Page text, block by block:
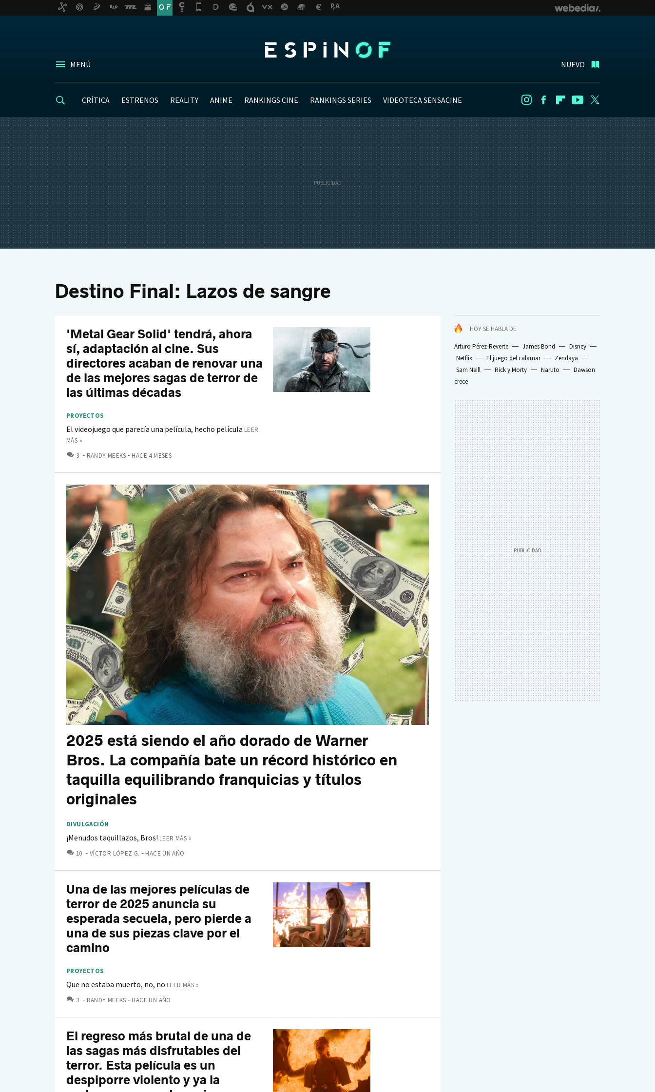
MENÚ NUEVO
CRÍTICA ESTRENOS REALITY ANIME RANKINGS CINE RANKINGS SERIES VIDEOTECA SENSACINE InstagramFacebookFlipboard
Youtube
Destino Final: Lazos de sangre
HOY SE HABLA DE
Arturo Pérez-Reverte James Bond
Disney
Netflix
El juego del calamar
Zendaya
Sam Neill
Rick y Morty Naruto
Dawson
crece
'Metal Gear Solid' tendrá, ahora
sí, adaptación al cine. Sus
directores acaban de renovar una
de las mejores sagas de terror de
las últimas décadas
PROYECTOS
El videojuego que parecía una película, hecho película LEER
MÁS »
3 COMENTARIOS
RANDY MEEKS HACE 4 MESES
2025 está siendo el año dorado de Warner
Bros. La compañía bate un récord histórico en
taquilla equilibrando franquicias y títulos
originales
DIVULGACIÓN
¡Menudos taquillazos, Bros! LEER MÁS »
10 COMENTARIOS
VÍCTOR LÓPEZ G. HACE UN AÑO
Una de las mejores películas de
terror de 2025 anuncia su
esperada secuela, pero pierde a
una de sus piezas clave por el
camino
PROYECTOS
Que no estaba muerto, no, no LEER MÁS »
3 COMENTARIOS
RANDY MEEKS HACE UN AÑO
El regreso más brutal de una de
las sagas más disfrutables del
terror. Esta película es un
despiporre violento y ya la